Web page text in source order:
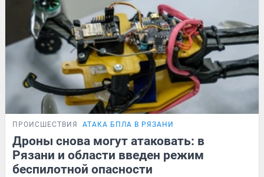
ПРОИСШЕСТВИЯ АТАКА БПЛА В РЯЗАНИ
Дроны снова могут атаковать: в
Рязани и области введен режим
беспилотной опасности